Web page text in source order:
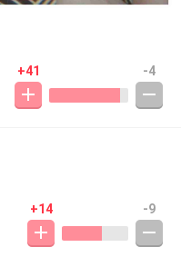
+41 -4
+14 -9